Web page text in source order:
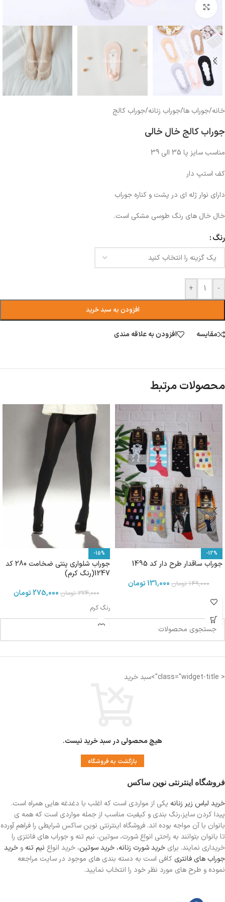
خانه/جوراب ها/جوراب زنانه/جوراب کالج
جوراب کالج خال خالی
مناسب سایز پا 35 الی 39
کف استپ دار
دارای نوار ژله ای در پشت و کناره جوراب
خال خال های رنگ طوسی مشکی است.
رنگ
-
+
افزودن به سبد خرید
مقایسه افزودن به علاقه مندی
محصولات مرتبط
-12%
جوراب ساقدار طرح دار کد 1495
149,000 تومان 131,000تومان
-15%
جوراب شلواری پنتی ضخامت 280 کد
1247(رنگ کرم)
324,000 تومان275,000 تومان
رنگ کرم
< class="widget-title">سبد خرید
هیچ محصولی در سبد خرید نیست.
بازگشت به فروشگاه
فروشگاه اینترنتی نوین ساکس
خرید لباس زیر زنانه یکی از مواردی است که اغلب با دغدغه هایی همراه است.
پیدا کردن سایز،رنگ بندی و کیفیت مناسب از جمله مواردی است که همه ی
بانوان با آن مواجه بوده اند. فروشگاه اینترنتی نوین ساکس شرایطی را فراهم آورده
تا بانوان بتوانند به راحتی انواع شورت، سوتین، نیم تنه و جوراب های فانتزی را
خریداری نمایند. برای خرید شورت زنانه، خرید سوتین، خرید انواع نیم تنه و خرید
جوراب های فانتری کافی است به دسته بندی های موجود در سایت مراجعه
نموده و طرح های مورد نظر خود را انتخاب نمایید.